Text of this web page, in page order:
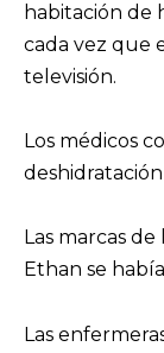
habitación de
cada vez que
televisión.
Los médicos
Las marcas
Ethan se
Las